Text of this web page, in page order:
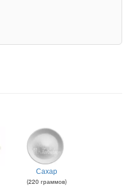
Сахар
(220 граммов)